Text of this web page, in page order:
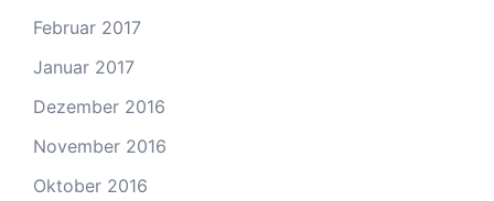
Februar 2017
Januar 2017
Dezember 2016
November 2016
Oktober 2016